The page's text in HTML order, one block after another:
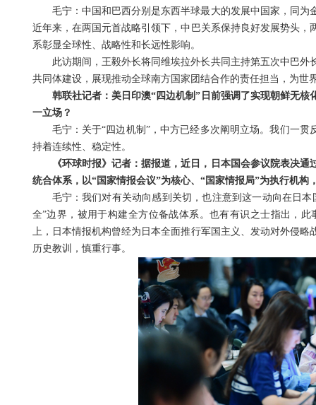
毛宁：中国和巴西分别是东西半球最大的发展中国家，同
近年来，在两国元首战略引领下，中巴关系保持良好发展势头
系彰显全球性、战略性和长远性影响。
此访期间，王毅外长将同维埃拉外长共同主持第五次中巴
共同体建设，展现推动全球南方国家团结合作的责任担当，为世
韩联社记者：美日印澳“四边机制”日前强调了实现朝鲜无
一立场？
毛宁：关于“四边机制”，中方已经多次阐明立场。我们一
持着连续性、稳定性。
《环球时报》记者：据报道，近日，日本国会参议院表决
统合体系，以“国家情报会议”为核心、“国家情报局”为执行机构
毛宁：我们对有关动向感到关切，也注意到这一动向在日
全”边界，被用于构建全方位备战体系。也有有识之士指出，
上，日本情报机构曾经为日本全面推行军国主义、发动对外侵
历史教训，慎重行事。